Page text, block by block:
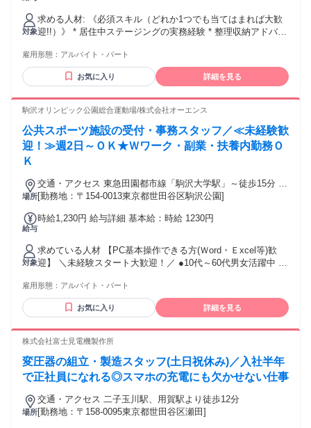
す。 ①アシスタント＿6,000円 ②シニア＿8,000円 ③リーダー
＿10,000円
対象
求める人材: 《必須スキル（どれか1つでも当てはまれば大歓
迎!!）》 * 居住中ステージングの実務経験 * 整理収納アドバイ
の勤務経験がある方 * 物件写真撮影のご経験のある方 * 売主
様と笑顔で円滑なコミュニケーションが取れる方 《こんな方
歓迎》 * 学歴不問 * Wワーク・トリプルワークOK！！
雇用形態： アルバイト・パート
お気に入り 詳細を見る
駒沢オリンピック公園総合運動場/株式会社オーエンス
公共スポーツ施設の受付・事務スタッフ／≪未経験歓
迎！≫週2日～ＯＫ★Ｗワーク・副業・扶養内勤務Ｏ
Ｋ
場所
交通・アクセス 東急田園都市線「駒沢大学駅」～徒歩15分 ★
駒沢大学駅～バス多数あり
[勤務地：〒154-0013東京都世田谷区駒沢公園]
給与
時給1,230円 給与詳細 基本給：時給 1230円
対象
求めている人材 【PC基本操作できる方(Ｗord・Ｅxcel等)歓
迎】 ＼未経験スタート大歓迎！／ ●10代～60代男女活躍中 ●
ーターもＯＫ ●事務、コールセンター、受付経験者など歓迎 ●
異業種からの転職者も大歓迎です！ ●スポーツ好きやスポー
ツ経験者も大歓迎
雇用形態： アルバイト・パート
お気に入り 詳細を見る
株式会社富士見電機製作所
変圧器の組立・製造スタッフ(土日祝休み)／入社半年
で正社員になれる◎スマホの充電にも欠かせない仕事
場所
交通・アクセス 二子玉川駅、用賀駅より徒歩12分
[勤務地：〒158-0095東京都世田谷区瀬田]